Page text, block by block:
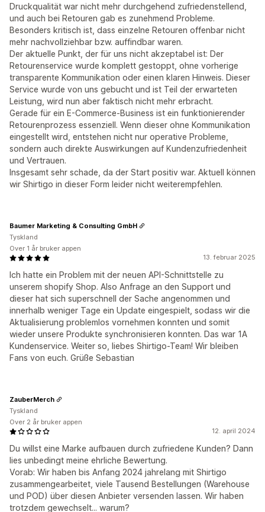
Druckqualität war nicht mehr durchgehend zufriedenstellend,
und auch bei Retouren gab es zunehmend Probleme.
Besonders kritisch ist, dass einzelne Retouren offenbar nicht
mehr nachvollziehbar bzw. auffindbar waren.
Der aktuelle Punkt, der für uns nicht akzeptabel ist: Der
Retourenservice wurde komplett gestoppt, ohne vorherige
transparente Kommunikation oder einen klaren Hinweis. Dieser
Service wurde von uns gebucht und ist Teil der erwarteten
Leistung, wird nun aber faktisch nicht mehr erbracht.
Gerade für ein E-Commerce-Business ist ein funktionierender
Retourenprozess essenziell. Wenn dieser ohne Kommunikation
eingestellt wird, entstehen nicht nur operative Probleme,
sondern auch direkte Auswirkungen auf Kundenzufriedenheit
und Vertrauen.
Insgesamt sehr schade, da der Start positiv war. Aktuell können
wir Shirtigo in dieser Form leider nicht weiterempfehlen.
13. februar 2025
Ich hatte ein Problem mit der neuen API-Schnittstelle zu
unserem shopify Shop. Also Anfrage an den Support und
dieser hat sich superschnell der Sache angenommen und
innerhalb weniger Tage ein Update eingespielt, sodass wir die
Aktualisierung problemlos vornehmen konnten und somit
wieder unsere Produkte synchronisieren konnten. Das war 1A
Kundenservice. Weiter so, liebes Shirtigo-Team! Wir bleiben
Fans von euch. Grüße Sebastian
Baumer Marketing & Consulting GmbH
Tyskland
Over 1 år bruker appen
12. april 2024
Du willst eine Marke aufbauen durch zufriedene Kunden? Dann
lies unbedingt meine ehrliche Bewertung.
Vorab: Wir haben bis Anfang 2024 jahrelang mit Shirtigo
zusammengearbeitet, viele Tausend Bestellungen (Warehouse
und POD) über diesen Anbieter versenden lassen. Wir haben
trotzdem gewechselt... warum?
ZauberMerch
Tyskland
Over 2 år bruker appen